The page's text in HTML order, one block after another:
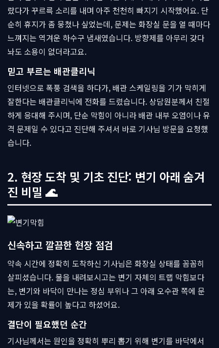
랐다가 꾸르륵 소리를 내며 아주 천천히 빠지기 시작했어요. 단
순히 휴지가 좀 뭉쳤나 싶었는데, 문제는 화장실 문을 열 때마다
느껴지는 역겨운 하수구 냄새였습니다. 방향제를 아무리 갖다
놔도 소용이 없더라고요.
믿고 부르는 배관클리닉
인터넷으로 폭풍 검색을 하다가, 배관 스케일링을 기가 막히게
잘한다는 배관클리닉에 전화를 드렸습니다. 상담원분께서 친절
하게 응대해 주시며, 단순 막힘이 아니라 배관 내부 오염이나 유
격 문제일 수 있다고 진단해 주셔서 바로 기사님 방문을 요청했
습니다.
2. 현장 도착 및 기초 진단: 변기 아래 숨겨
진 비밀 🌊
신속하고 깔끔한 현장 점검
약속 시간에 정확히 도착하신 기사님은 화장실 상태를 꼼꼼히
살피셨습니다. 물을 내려보시고는 변기 자체의 트랩 막힘보다
는, 변기와 바닥이 만나는 정심 부위나 그 아래 오수관 쪽에 문
제가 있을 확률이 높다고 하셨어요.
결단이 필요했던 순간
기사님께서는 원인을 정확히 뿌리 뽑기 위해 변기를 바닥에서